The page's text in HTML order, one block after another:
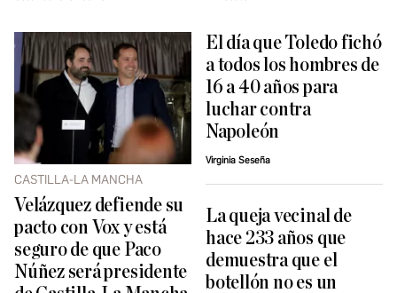
CASTILLA-LA MANCHA
Velázquez defiende su
pacto con Vox y está
seguro de que Paco
Núñez será presidente
El día que Toledo fichó
a todos los hombres de
16 a 40 años para
luchar contra
Napoleón
Virginia Seseña
La queja vecinal de
hace 233 años que
demuestra que el
botellón no es un